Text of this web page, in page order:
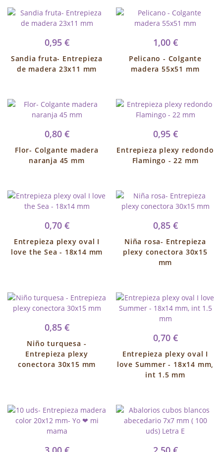
0,95 €
Sandia fruta- Entrepieza
de madera 23x11 mm
1,00 €
Pelicano - Colgante
madera 55x51 mm
0,80 €
Flor- Colgante madera
naranja 45 mm
0,95 €
Entrepieza plexy redondo
Flamingo - 22 mm
0,70 €
Entrepieza plexy oval I
love the Sea - 18x14 mm
0,85 €
Niña rosa- Entrepieza
plexy conectora 30x15
mm
0,85 €
Niño turquesa -
Entrepieza plexy
conectora 30x15 mm
0,70 €
Entrepieza plexy oval I
love Summer - 18x14 mm,
int 1.5 mm